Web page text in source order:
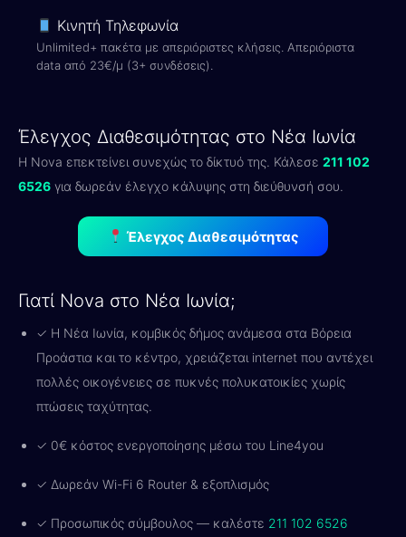
Κινητή Τηλεφωνία
Unlimited+ πακέτα με απεριόριστες κλήσεις. Απεριόριστα
data από 23€/μ (3+ συνδέσεις).
Έλεγχος Διαθεσιμότητας στο Νέα Ιωνία
Η Nova επεκτείνει συνεχώς το δίκτυό της. Κάλεσε 211 102
6526 για δωρεάν έλεγχο κάλυψης στη διεύθυνσή σου.
Έλεγχος Διαθεσιμότητας
Γιατί Nova στο Νέα Ιωνία;
✓ Η Νέα Ιωνία, κομβικός δήμος ανάμεσα στα Βόρεια
Προάστια και το κέντρο, χρειάζεται internet που αντέχει
πολλές οικογένειες σε πυκνές πολυκατοικίες χωρίς
πτώσεις ταχύτητας.
✓ 0€ κόστος ενεργοποίησης μέσω του Line4you
✓ Δωρεάν Wi-Fi 6 Router & εξοπλισμός
✓ Προσωπικός σύμβουλος — καλέστε 211 102 6526